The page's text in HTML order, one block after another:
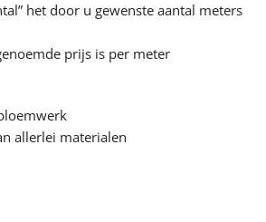
het door u gewenste aantal meters
prijs is per meter
allerlei materialen